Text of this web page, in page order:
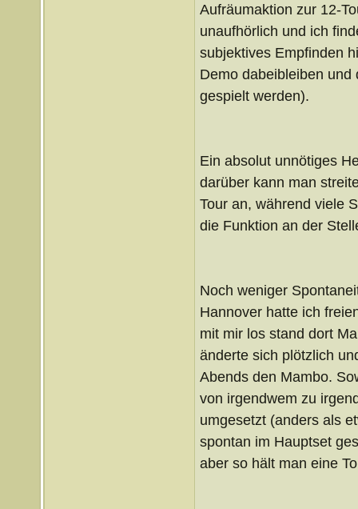
Aufräumaktion zur 12-
unaufhörlich und ich
subjektives Empfinden
Demo dabeibleiben
gespielt werden).
Ein absolut unnötiges
darüber kann man
Tour an, während viele
die Funktion an der
Noch weniger
Hannover hatte ich
mit mir los stand dort
änderte sich plötzlich
Abends den Mambo.
von irgendwem zu
umgesetzt (anders als
spontan im Hauptset
aber so hält man eine